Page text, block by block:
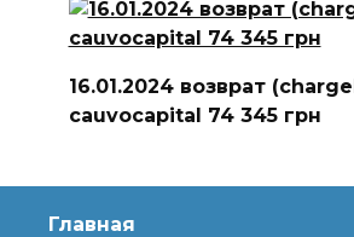
16.01.2024 возврат
cauvocapital 74 345 грн
Главная